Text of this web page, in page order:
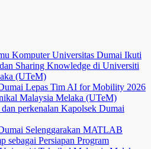
Komputer Universitas Dumai Ikuti
Sharing Knowledge di Universiti
(UTeM)
Lepas Tim AI for Mobility 2026
Malaysia Melaka (UTeM)
perkenalan Kapolsek Dumai
Selenggarakan MATLAB
sebagai Persiapan Program